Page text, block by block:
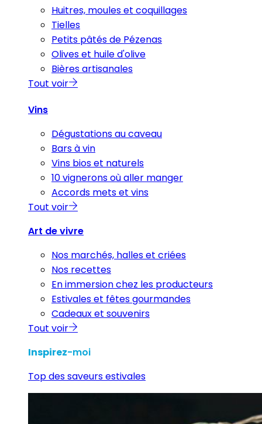
Huitres, moules et coquillages
Tielles
Petits pâtés de Pézenas
Olives et huile d'olive
Bières artisanales
Tout voir
Vins
Dégustations au caveau
Bars à vin
Vins bios et naturels
10 vignerons où aller manger
Accords mets et vins
Tout voir
Art de vivre
Nos marchés, halles et criées
Nos recettes
En immersion chez les producteurs
Estivales et fêtes gourmandes
Cadeaux et souvenirs
Tout voir
Inspirez-moi
Top des saveurs estivales